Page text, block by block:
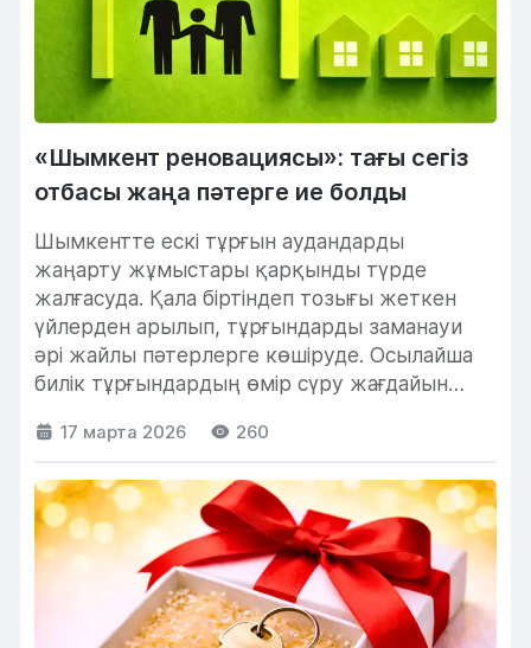
«Шымкент реновациясы»: тағы сегіз
отбасы жаңа пәтерге ие болды
Шымкентте ескі тұрғын аудандарды
жаңарту жұмыстары қарқынды түрде
жалғасуда. Қала біртіндеп тозығы жеткен
үйлерден арылып, тұрғындарды заманауи
әрі жайлы пәтерлерге көшіруде. Осылайша
билік тұрғындардың өмір сүру жағдайын
17 марта 2026 260